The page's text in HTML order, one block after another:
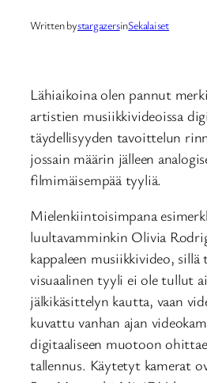
Written bystargazersinSekalaiset
Lähiaikoina olen pannut
artistien musiikkivideoissa
täydellisyyden tavoittelun
jossain määrin jälleen
filmimäisempää tyyliä.
Mielenkiintoisimpana
luultavamminkin Olivia
kappaleen musiikkivideo, sillä
visuaalinen tyyli ei ole tullut
jälkikäsittelyn kautta, vaan
kuvattu vanhan ajan
digitaaliseen muotoon
tallennus. Käytetyt kamerat